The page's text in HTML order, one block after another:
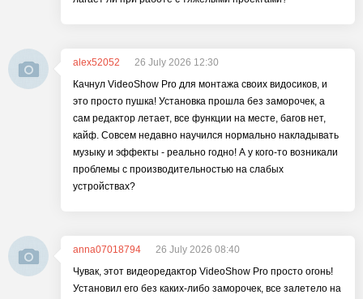
alex52052
26 July 2026 12:30
Качнул VideoShow Pro для монтажа своих видосиков, и
это просто пушка! Установка прошла без заморочек, а
сам редактор летает, все функции на месте, багов нет,
кайф. Совсем недавно научился нормально накладывать
музыку и эффекты - реально годно! А у кого-то возникали
проблемы с производительностью на слабых
устройствах?
anna07018794
26 July 2026 08:40
Чувак, этот видеоредактор VideoShow Pro просто огонь!
Установил его без каких-либо заморочек, все залетело на